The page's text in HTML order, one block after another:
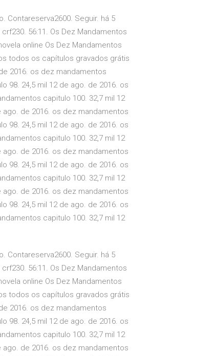
Contareserva2600. Seguir. há 5
56:11. Os Dez Mandamentos
online Os Dez Mandamentos
todos os capítulos gravados grátis
2016. os dez mandamentos
98. 24,5 mil 12 de ago. de 2016. os
capitulo 100. 32,7 mil 12
de 2016. os dez mandamentos
98. 24,5 mil 12 de ago. de 2016. os
capitulo 100. 32,7 mil 12
de 2016. os dez mandamentos
98. 24,5 mil 12 de ago. de 2016. os
capitulo 100. 32,7 mil 12
de 2016. os dez mandamentos
98. 24,5 mil 12 de ago. de 2016. os
capitulo 100. 32,7 mil 12
Contareserva2600. Seguir. há 5
56:11. Os Dez Mandamentos
online Os Dez Mandamentos
todos os capítulos gravados grátis
2016. os dez mandamentos
98. 24,5 mil 12 de ago. de 2016. os
capitulo 100. 32,7 mil 12
de 2016. os dez mandamentos